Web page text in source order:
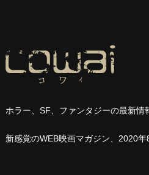
ホラー、SF、ファンタジーの最新情
新感覚のWEB映画マガジン、2020年